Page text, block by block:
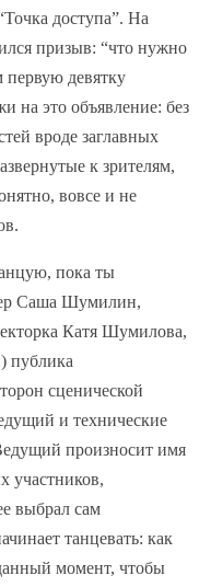
доступа”. На
призыв: “что нужно
первую девятку
на это объявление: без
вроде заглавных
к зрителям,
вовсе и не
пока ты
Саша Шумилин,
Катя Шумилова,
публика
сценической
и технические
произносит имя
участников,
выбрал сам
танцевать: как
момент, чтобы